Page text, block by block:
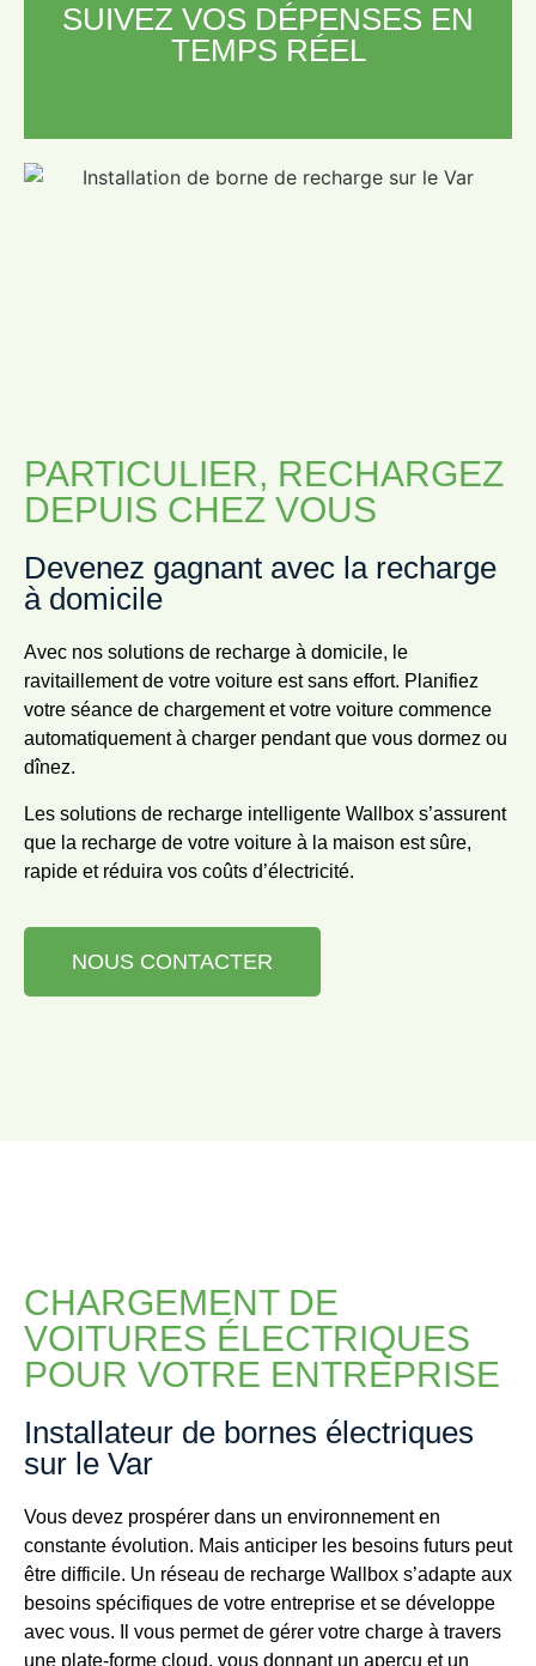
SUIVEZ VOS DÉPENSES EN
TEMPS RÉEL
PARTICULIER, RECHARGEZ
DEPUIS CHEZ VOUS
Devenez gagnant avec la recharge
à domicile
Avec nos solutions de recharge à domicile, le
ravitaillement de votre voiture est sans effort. Planifiez
votre séance de chargement et votre voiture commence
automatiquement à charger pendant que vous dormez ou
dînez.
Les solutions de recharge intelligente Wallbox s’assurent
que la recharge de votre voiture à la maison est sûre,
rapide et réduira vos coûts d’électricité.
NOUS CONTACTER
CHARGEMENT DE
VOITURES ÉLECTRIQUES
POUR VOTRE ENTREPRISE
Installateur de bornes électriques
sur le Var
Vous devez prospérer dans un environnement en
constante évolution. Mais anticiper les besoins futurs peut
être difficile. Un réseau de recharge Wallbox s’adapte aux
besoins spécifiques de votre entreprise et se développe
avec vous. Il vous permet de gérer votre charge à travers
une plate-forme cloud, vous donnant un aperçu et un